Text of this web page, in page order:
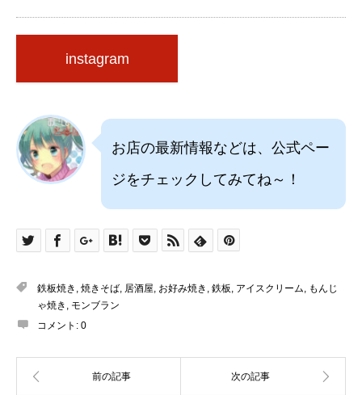
instagram
お店の最新情報などは、公式ペー
ジをチェックしてみてね～！
鉄板焼き 焼きそば 居酒屋 お好み焼き 鉄板 アイスクリーム
もんじ
ゃ焼き
モンブラン
コメント: 0